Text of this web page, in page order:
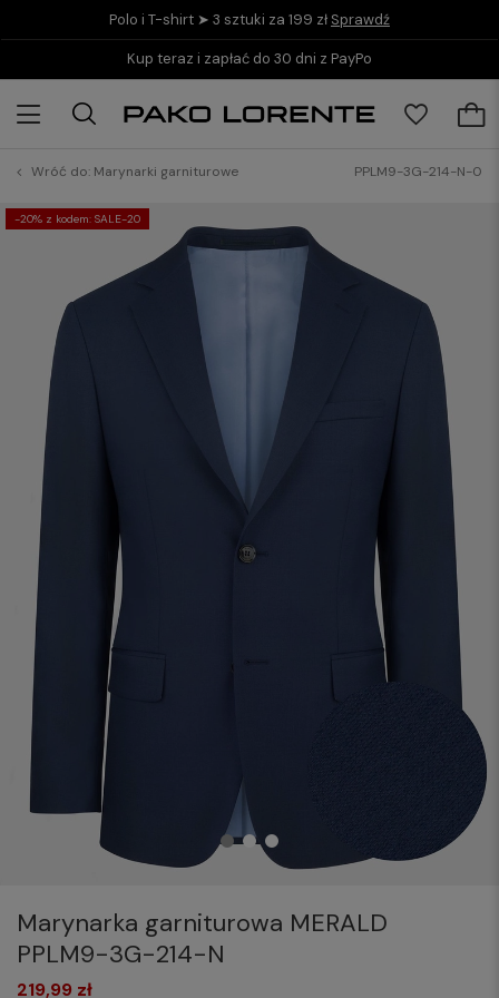
Polo i T-shirt ➤ 3 sztuki za 199 zł Sprawdź
Kup teraz i zapłać do 30 dni z PayPo
Wróć do: Marynarki garniturowe PPLM9-3G-214-N-0
-20% z kodem: SALE-20
Marynarka garniturowa MERALD
PPLM9-3G-214-N
219,99 zł